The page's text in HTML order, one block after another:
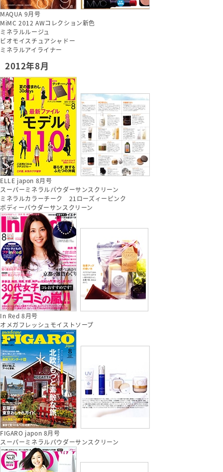
MAQUA 9月号
MiMC 2012 AWコレクション新色
ミネラルルージュ
ビオモイスチュアシャドー
ミネラルアイライナー
2012年8月
ELLE japon 8月号
スーパーミネラルパウダーサンスクリーン
ミネラルカラーチーク 21ローズィーピンク
ボディーパウダーサンスクリーン
In Red 8月号
オメガフレッシュモイストソープ
FIGARO japon 8月号
スーパーミネラルパウダーサンスクリーン